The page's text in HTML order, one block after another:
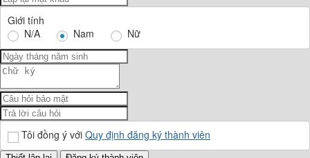
Giới tính
N/A
Nam Nữ
Tôi đồng ý với Quy định đăng ký thành viên